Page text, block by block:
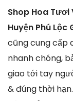
Shop Hoa Tươi
Huyện Phú Lộc
cũng cung cấp
nhanh chóng,
giao tới tay
& đúng thời